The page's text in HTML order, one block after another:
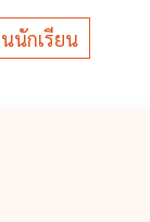
นักเรียน